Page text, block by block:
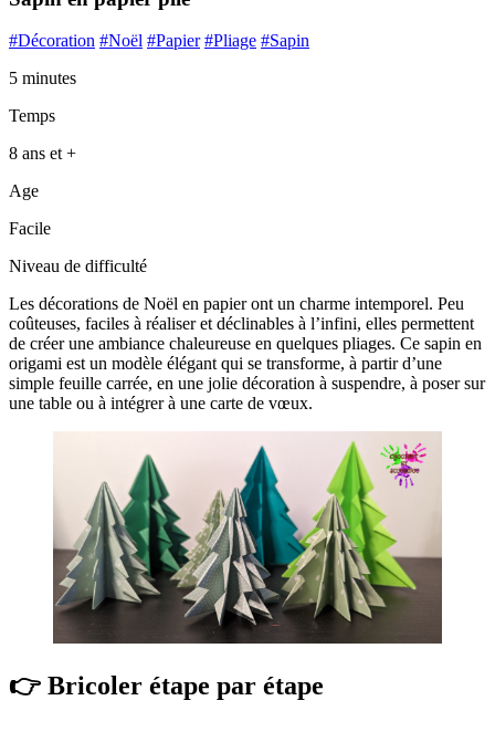
#Décoration #Noël #Papier #Pliage #Sapin
5 minutes
Temps
8 ans et +
Age
Facile
Niveau de difficulté
Les décorations de Noël en papier ont un charme intemporel. Peu
coûteuses, faciles à réaliser et déclinables à l’infini, elles permettent
de créer une ambiance chaleureuse en quelques pliages. Ce sapin en
origami est un modèle élégant qui se transforme, à partir d’une
simple feuille carrée, en une jolie décoration à suspendre, à poser sur
une table ou à intégrer à une carte de vœux.
👉 Bricoler étape par étape